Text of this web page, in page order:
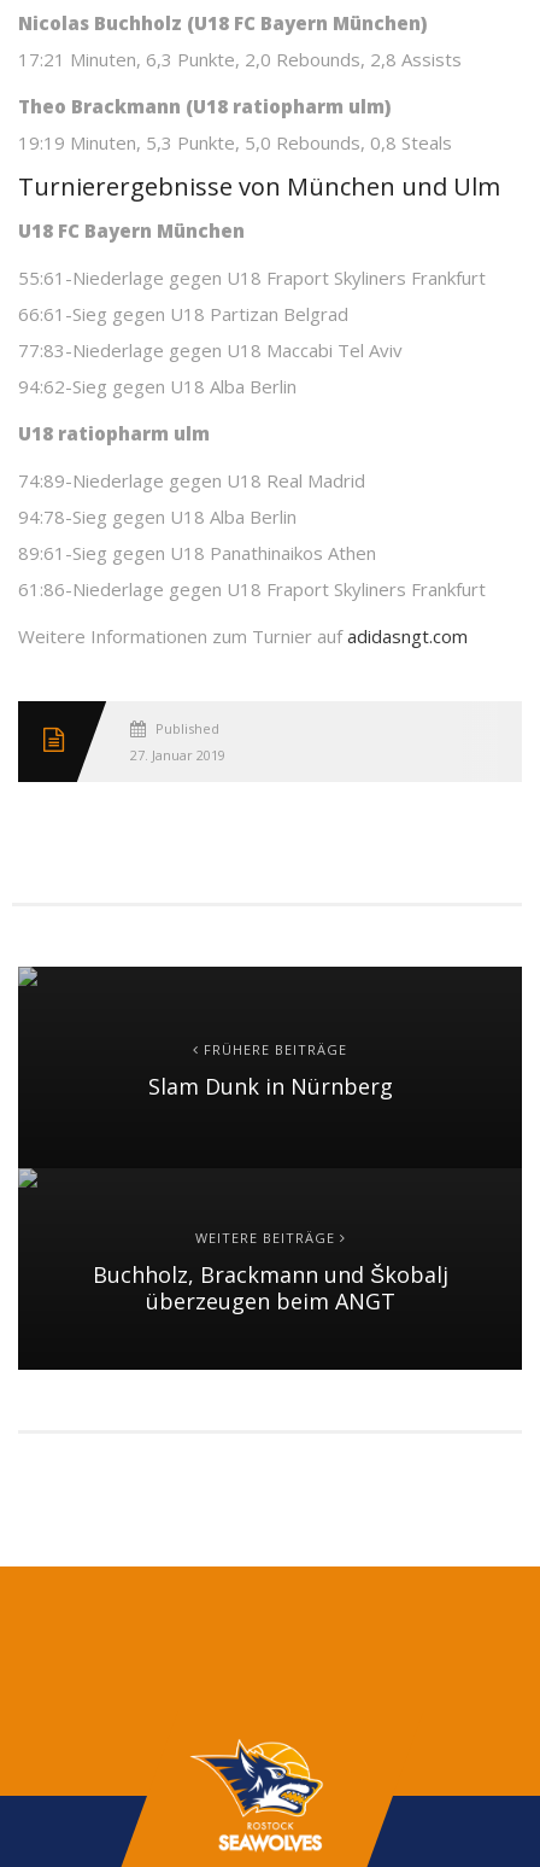
Nicolas Buchholz (U18 FC Bayern München)
17:21 Minuten, 6,3 Punkte, 2,0 Rebounds, 2,8 Assists
Theo Brackmann (U18 ratiopharm ulm)
19:19 Minuten, 5,3 Punkte, 5,0 Rebounds, 0,8 Steals
Turnierergebnisse von München und Ulm
U18 FC Bayern München
55:61-Niederlage gegen U18 Fraport Skyliners Frankfurt
66:61-Sieg gegen U18 Partizan Belgrad
77:83-Niederlage gegen U18 Maccabi Tel Aviv
94:62-Sieg gegen U18 Alba Berlin
U18 ratiopharm ulm
74:89-Niederlage gegen U18 Real Madrid
94:78-Sieg gegen U18 Alba Berlin
89:61-Sieg gegen U18 Panathinaikos Athen
61:86-Niederlage gegen U18 Fraport Skyliners Frankfurt
Weitere Informationen zum Turnier aufadidasngt.com
Published
27. Januar 2019
FRÜHERE BEITRÄGE
Slam Dunk in Nürnberg
WEITERE BEITRÄGE
Buchholz, Brackmann und Škobalj
überzeugen beim ANGT